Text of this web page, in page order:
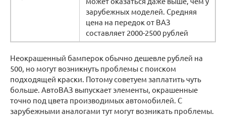
зарубежных моделей. Средняя
цена на передок от ВАЗ
составляет 2000-2500 рублей
Неокрашенный бамперок обычно дешевле рублей на
500, но могут возникнуть проблемы с поиском
подходящей краски. Потому советуем заплатить чуть
больше. АвтоВАЗ выпускает элементы, окрашенные
точно под цвета производимых автомобилей. С
зарубежными аналогами тут могут возникать проблемы.